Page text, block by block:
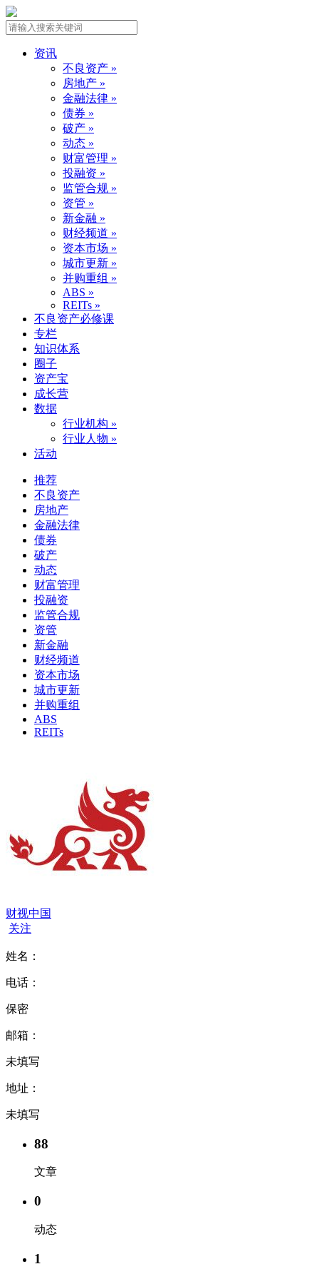
资讯
不良资产 »
房地产 »
金融法律 »
债券 »
破产 »
动态 »
财富管理 »
投融资 »
监管合规 »
资管 »
新金融 »
财经频道 »
资本市场 »
城市更新 »
并购重组 »
ABS »
REITs »
不良资产必修课
专栏
知识体系
圈子
资产宝
成长营
数据
行业机构 »
行业人物 »
活动
推荐
不良资产
房地产
金融法律
债券
破产
动态
财富管理
投融资
监管合规
资管
新金融
财经频道
资本市场
城市更新
并购重组
ABS
REITs
财视中国
关注
姓名：
电话：
保密
邮箱：
未填写
地址：
未填写
88
文章
0
动态
1